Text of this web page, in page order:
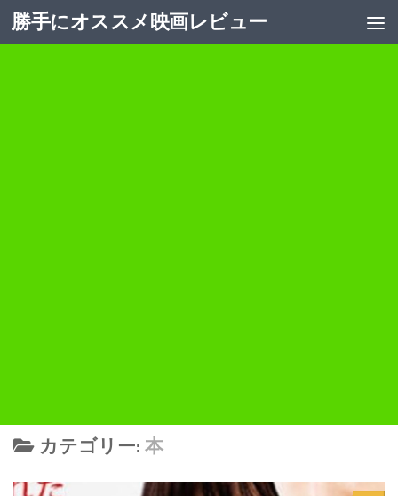
コンテンツへスキップ
勝手にオススメ映画レビュー
カテゴリー: 本